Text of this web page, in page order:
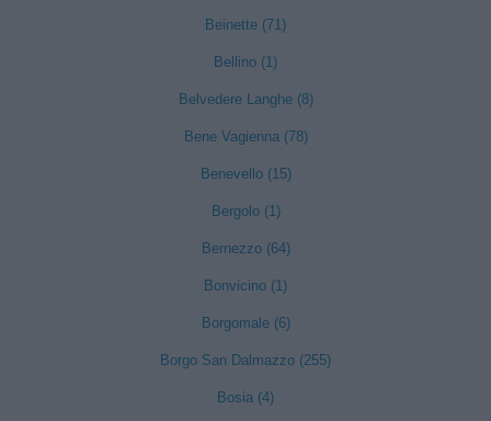
Beinette (71)
Bellino (1)
Belvedere Langhe (8)
Bene Vagienna (78)
Benevello (15)
Bergolo (1)
Bernezzo (64)
Bonvicino (1)
Borgomale (6)
Borgo San Dalmazzo (255)
Bosia (4)